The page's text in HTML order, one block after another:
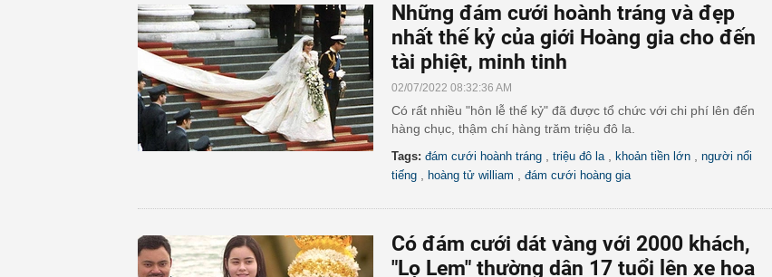
Những đám cưới hoành tráng và đẹp
nhất thế kỷ của giới Hoàng gia cho đến
tài phiệt, minh tinh
02/07/2022 08:32:36 AM
Có rất nhiều "hôn lễ thế kỷ" đã được tổ chức với chi phí lên đến
hàng chục, thậm chí hàng trăm triệu đô la.
Tags: đám cưới hoành tráng triệu đô la khoản tiền lớn
người nổi
tiếng
hoàng tử william đám cưới hoàng gia
Có đám cưới dát vàng với 2000 khách,
"Lọ Lem" thường dân 17 tuổi lên xe hoa